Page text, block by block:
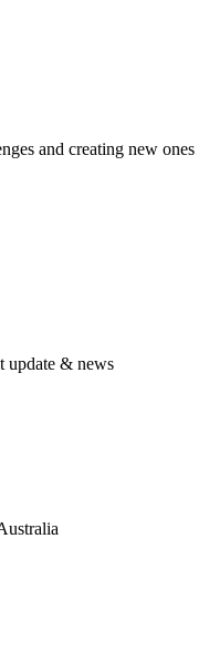
and creating new ones
update & news